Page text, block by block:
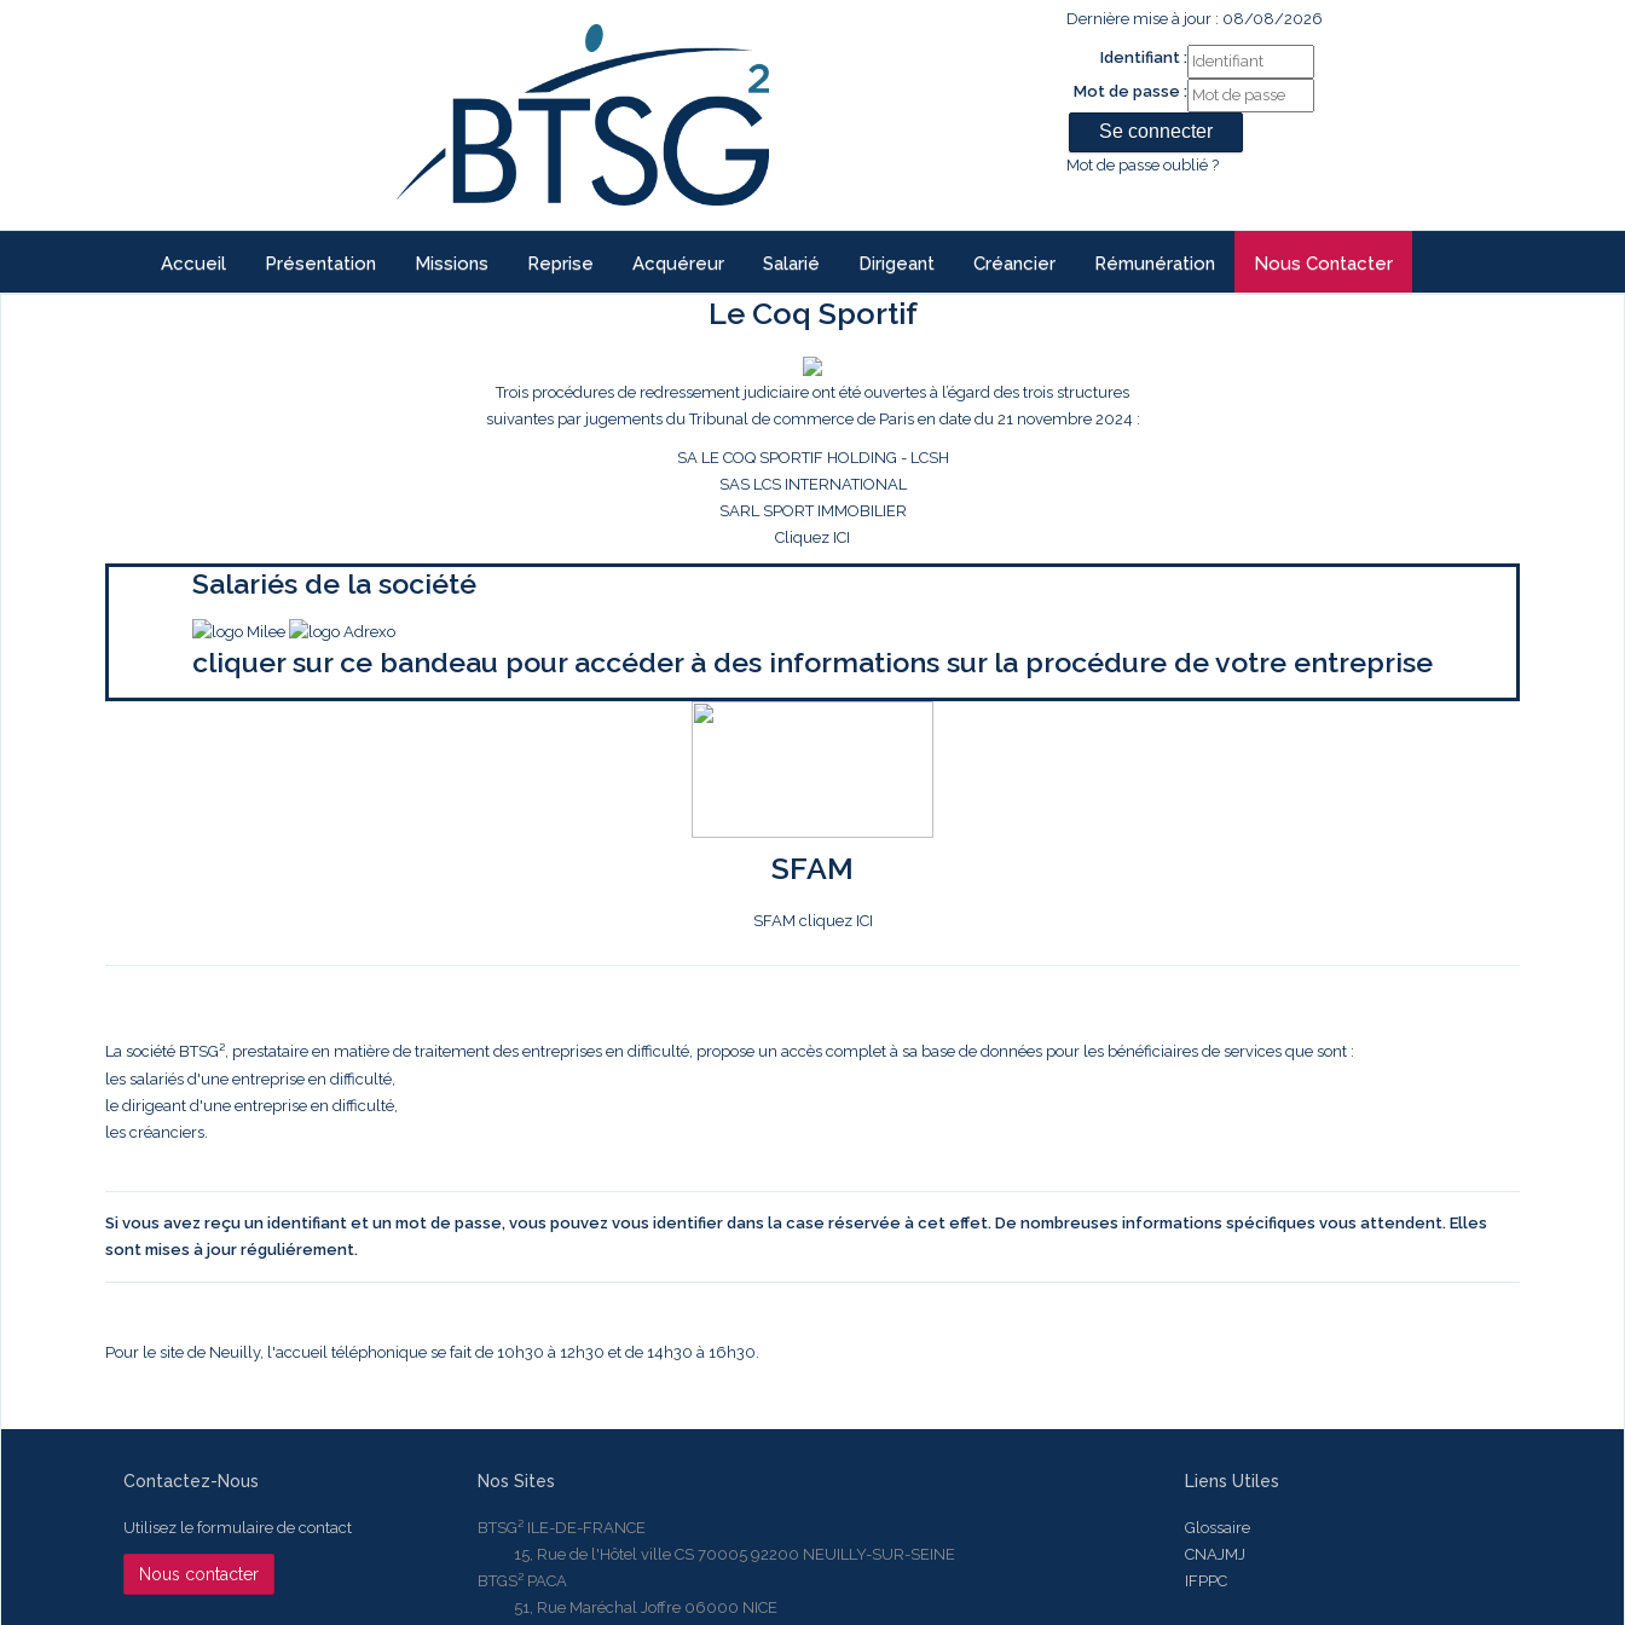
Dernière mise à jour : 08/08/2026
Identifiant :
Mot de passe :
Mot de passe oublié ?
Accueil Présentation Missions Reprise Acquéreur Salarié Dirigeant Créancier Rémunération Nous Contacter
Le Coq Sportif
Trois procédures de redressement judiciaire ont été ouvertes à l’égard des trois structures
suivantes par jugements du Tribunal de commerce de Paris en date du 21 novembre 2024 :
SA LE COQ SPORTIF HOLDING - LCSH
SAS LCS INTERNATIONAL
SARL SPORT IMMOBILIER
Cliquez ICI
Salariés de la société
cliquer sur ce bandeau pour accéder à des informations sur la procédure de votre entreprise
SFAM
SFAM cliquez ICI
La société BTSG², prestataire en matière de traitement des entreprises en difficulté, propose un accès complet à sa base de données pour les bénéficiaires de services que sont :
les salariés d'une entreprise en difficulté,
le dirigeant d'une entreprise en difficulté,
les créanciers.
Si vous avez reçu un identifiant et un mot de passe, vous pouvez vous identifier dans la case réservée à cet effet. De nombreuses informations spécifiques vous attendent. Elles
sont mises à jour réguliérement.
Pour le site de Neuilly, l'accueil téléphonique se fait de 10h30 à 12h30 et de 14h30 à 16h30.
Contactez-Nous
Utilisez le formulaire de contact
Nous contacter
Nos Sites
BTSG² ILE-DE-FRANCE
15, Rue de l'Hôtel ville CS 70005 92200 NEUILLY-SUR-SEINE
BTGS² PACA
51, Rue Maréchal Joffre 06000 NICE
Liens Utiles
Glossaire
CNAJMJ
IFPPC